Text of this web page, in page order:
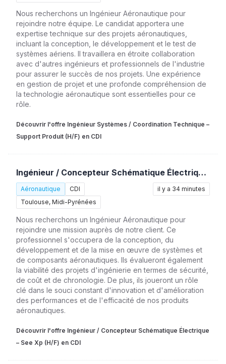
Nous recherchons un Ingénieur Aéronautique pour
rejoindre notre équipe. Le candidat apportera une
expertise technique sur des projets aéronautiques,
incluant la conception, le développement et le test de
systèmes aériens. Il travaillera en étroite collaboration
avec d'autres ingénieurs et professionnels de l'industrie
pour assurer le succès de nos projets. Une expérience
en gestion de projet et une profonde compréhension de
la technologie aéronautique sont essentielles pour ce
rôle.
Découvrir l'offre Ingénieur Systèmes / Coordination Technique –
Support Produit (H/F) en CDI
Ingénieur / Concepteur Schématique Électrique – See Xp (H/F)
Aéronautique
CDI
Toulouse, Midi-Pyrénées
il y a 34 minutes
Nous recherchons un Ingénieur Aéronautique pour
rejoindre une mission auprès de notre client. Ce
professionnel s'occupera de la conception, du
développement et de la mise en œuvre de systèmes et
de composants aéronautiques. Ils évalueront également
la viabilité des projets d'ingénierie en termes de sécurité,
de coût et de chronologie. De plus, ils joueront un rôle
clé dans le souci constant d'innovation et d'amélioration
des performances et de l'efficacité de nos produits
aéronautiques.
Découvrir l'offre Ingénieur / Concepteur Schématique Électrique
– See Xp (H/F) en CDI